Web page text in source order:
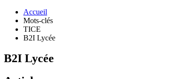
Accueil
Mots-clés
TICE
B2I Lycée
B2I Lycée